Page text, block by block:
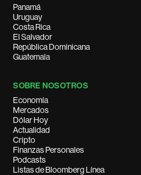
Panamá
Uruguay
Costa Rica
El Salvador
República Dominicana
Guatemala
SOBRE NOSOTROS
Economía
Mercados
Dólar Hoy
Actualidad
Cripto
Finanzas Personales
Podcasts
Listas de Bloomberg Línea